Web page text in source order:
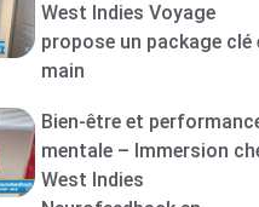
West Indies Voyage
propose un package clé
main
Bien-être et
mentale – Immersion
West Indies